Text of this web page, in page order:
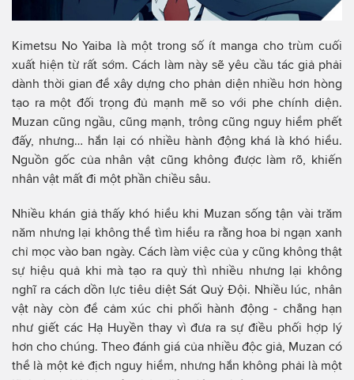
Kimetsu No Yaiba là một trong số ít manga cho trùm cuối
xuất hiện từ rất sớm. Cách làm này sẽ yêu cầu tác giả phải
dành thời gian để xây dựng cho phản diện nhiều hơn hòng
tạo ra một đối trọng đủ mạnh mẽ so với phe chính diện.
Muzan cũng ngầu, cũng mạnh, trông cũng nguy hiểm phết
đấy, nhưng… hắn lại có nhiều hành động khá là khó hiểu.
Nguồn gốc của nhân vật cũng không được làm rõ, khiến
nhân vật mất đi một phần chiều sâu.
Nhiều khán giả thấy khó hiểu khi Muzan sống tận vài trăm
năm nhưng lại không thể tìm hiểu ra rằng hoa bỉ ngạn xanh
chỉ mọc vào ban ngày. Cách làm việc của y cũng không thật
sự hiệu quả khi mà tạo ra quỷ thì nhiều nhưng lại không
nghĩ ra cách dồn lực tiêu diệt Sát Quỷ Đội. Nhiều lúc, nhân
vật này còn để cảm xúc chi phối hành động - chẳng hạn
như giết các Hạ Huyền thay vì đưa ra sự điều phối hợp lý
hơn cho chúng. Theo đánh giá của nhiều độc giả, Muzan có
thể là một kẻ địch nguy hiểm, nhưng hắn không phải là một